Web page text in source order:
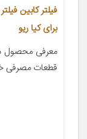
برای کیا ریو
معرفی محصول
قطعات مصرفی